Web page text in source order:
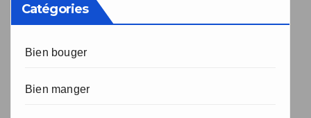
Catégories
Bien bouger
Bien manger